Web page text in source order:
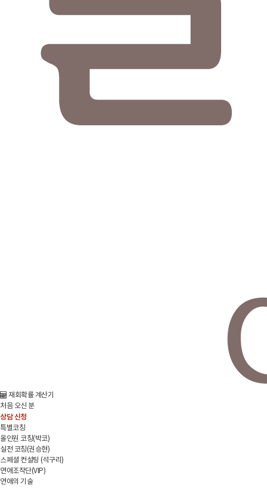
재회확률 계산기
처음 오신 분
상담 신청
특별코칭
올인원 코칭(박코)
실전 코칭(권승현)
스페셜 컨설팅 (석구리)
연애조작단(VIP)
연애의 기술